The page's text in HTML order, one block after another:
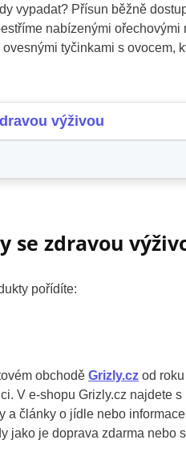
vypadat? Přísun běžně
nabízenými
tyčinkami s ovocem,
výživou
se zdravou
pořídíte:
obchodě Grizly.cz od
V e-shopu Grizly.cz najdete
a články o jídle nebo
jako je doprava zdarma nebo